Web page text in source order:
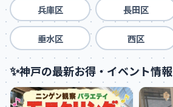
兵庫区 長田区
垂水区 西区
✨神戸の最新お得・イベント情報